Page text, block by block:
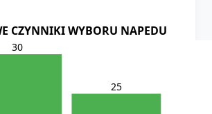
CZYNNIKI WYBORU NAPEDU
30
25